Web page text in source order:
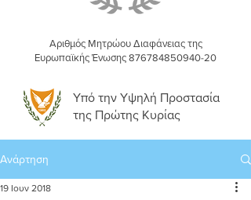
Αριθμός Μητρώου Διαφάνειας της
Ευρωπαϊκής Ένωσης 876784850940-20
Υπό την Υψηλή Προστασία
της Πρώτης Κυρίας
Ανάρτηση
19 Ιουν 2018